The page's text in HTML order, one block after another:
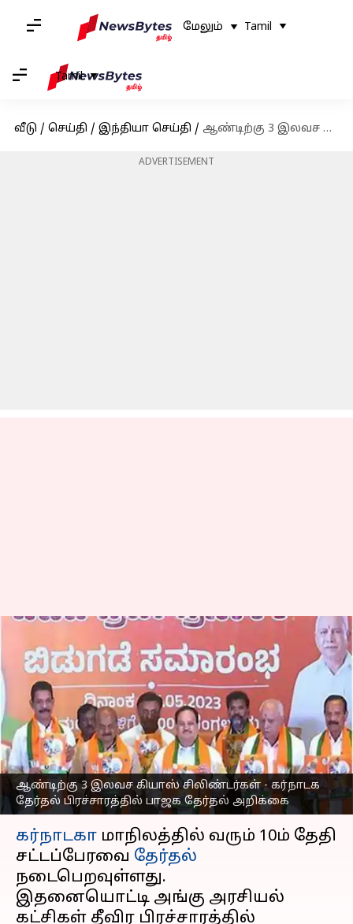
மேலும் Tamil
Tamil
வீடு / செய்தி / இந்தியா செய்தி / ஆண்டிற்கு 3 இலவச கியாஸ் சிலிண்டர்கள் - கர்நாடக தேர்தல் பிரச்சாரத்தில் பாஜக தேர்தல் அறிக்கை
ADVERTISEMENT
ஆண்டிற்கு 3 இலவச கியாஸ் சிலிண்டர்கள் - கர்நாடக
தேர்தல் பிரச்சாரத்தில் பாஜக தேர்தல் அறிக்கை
ஆண்டிற்கு 3 இலவச
கியாஸ் சிலிண்டர்கள் -
கர்நாடக தேர்தல்
பிரச்சாரத்தில் பாஜக
தேர்தல் அறிக்கை
எழுதியவர் Nivetha P May 01, 2023 02:49 pm
செய்தி முன்னோட்டம்
கர்நாடகா மாநிலத்தில் வரும் 10ம் தேதி
சட்டப்பேரவை தேர்தல்
நடைபெறவுள்ளது.
இதனையொட்டி அங்கு அரசியல்
கட்சிகள் தீவிர பிரச்சாரத்தில்